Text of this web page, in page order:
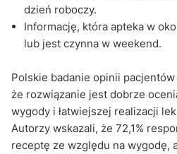
dzień roboczy.
Informację, która apteka w
lub jest czynna w weekend.
Polskie badanie opinii
że rozwiązanie jest dobrze
wygody i łatwiejszej realizacji
Autorzy wskazali, że 72,1%
receptę ze względu na wygodę,